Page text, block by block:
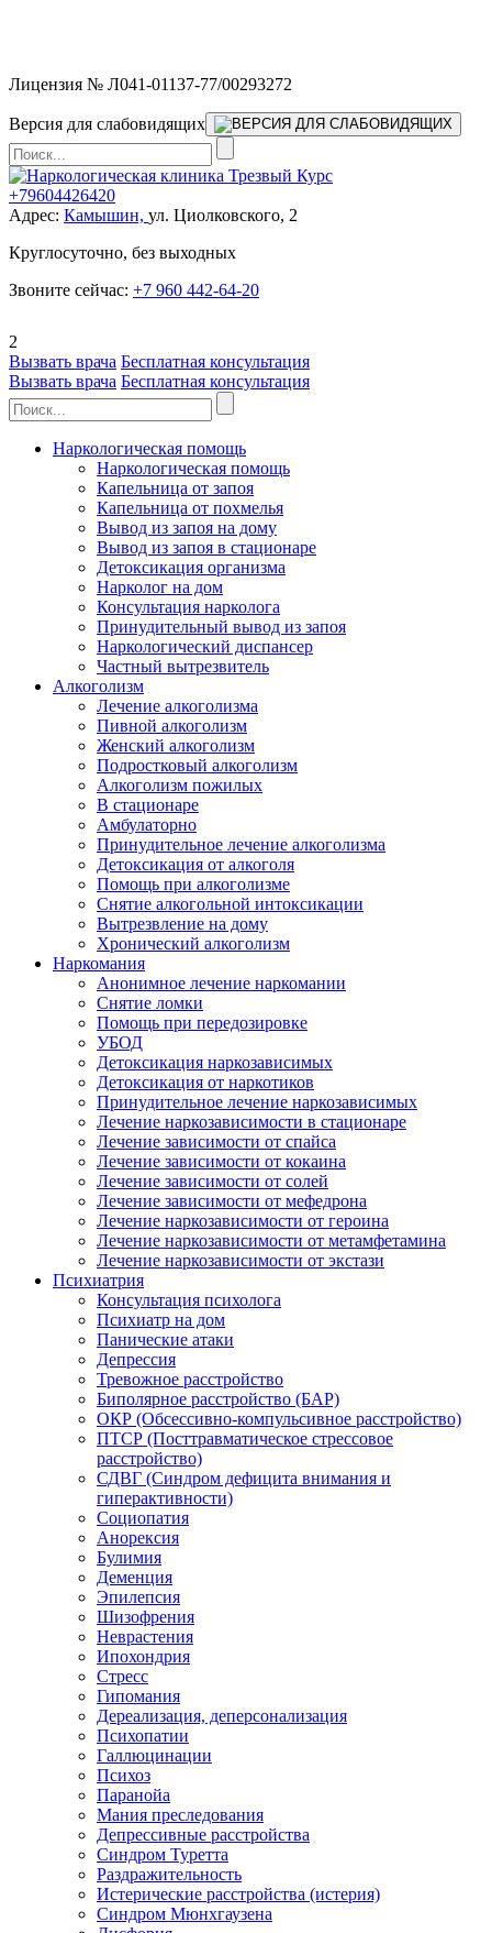
Лицензия № Л041-01137-77/00293272
Версия для слабовидящих
+79604426420
Адрес: Камышин, ул. Циолковского, 2
Круглосуточно, без выходных
Звоните сейчас: +7 960 442-64-20
2
Вызвать врача Бесплатная консультация
Вызвать врача Бесплатная консультация
Наркологическая помощь
Наркологическая помощь
Капельница от запоя
Капельница от похмелья
Вывод из запоя на дому
Вывод из запоя в стационаре
Детоксикация организма
Нарколог на дом
Консультация нарколога
Принудительный вывод из запоя
Наркологический диспансер
Частный вытрезвитель
Алкоголизм
Лечение алкоголизма
Пивной алкоголизм
Женский алкоголизм
Подростковый алкоголизм
Алкоголизм пожилых
В стационаре
Амбулаторно
Принудительное лечение алкоголизма
Детоксикация от алкоголя
Помощь при алкоголизме
Снятие алкогольной интоксикации
Вытрезвление на дому
Хронический алкоголизм
Наркомания
Анонимное лечение наркомании
Снятие ломки
Помощь при передозировке
УБОД
Детоксикация наркозависимых
Детоксикация от наркотиков
Принудительное лечение наркозависимых
Лечение наркозависимости в стационаре
Лечение зависимости от спайса
Лечение зависимости от кокаина
Лечение зависимости от солей
Лечение зависимости от мефедрона
Лечение наркозависимости от героина
Лечение наркозависимости от метамфетамина
Лечение наркозависимости от экстази
Психиатрия
Консультация психолога
Психиатр на дом
Панические атаки
Депрессия
Тревожное расстройство
Биполярное расстройство (БАР)
ОКР (Обсессивно-компульсивное расстройство)
ПТСР (Посттравматическое стрессовое
расстройство)
СДВГ (Синдром дефицита внимания и
гиперактивности)
Социопатия
Анорексия
Булимия
Деменция
Эпилепсия
Шизофрения
Неврастения
Ипохондрия
Стресс
Гипомания
Дереализация, деперсонализация
Психопатии
Галлюцинации
Психоз
Паранойа
Мания преследования
Депрессивные расстройства
Синдром Туретта
Раздражительность
Истерические расстройства (истерия)
Синдром Мюнхгаузена